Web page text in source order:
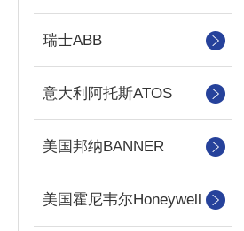
瑞士ABB
意大利阿托斯ATOS
美国邦纳BANNER
美国霍尼韦尔Honeywell